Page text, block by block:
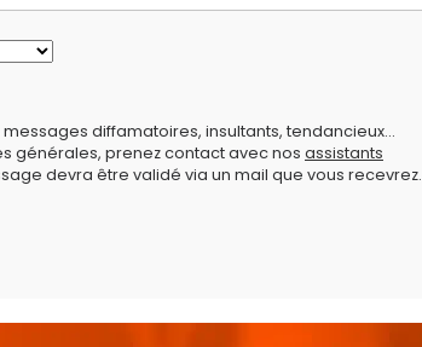
diffamatoires, insultants, tendancieux...
générales, prenez contact avec nos assistants
devra être validé via un mail que vous recevrez.